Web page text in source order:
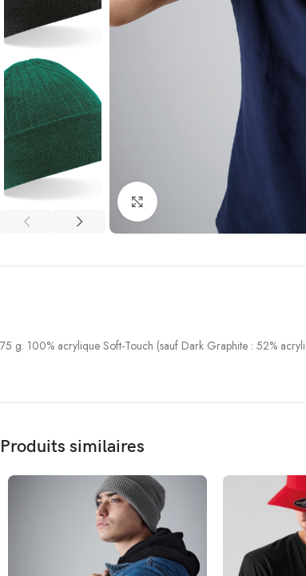
Click to enlarge
75 g. 100% acrylique Soft-Touch (sauf Dark Graphite : 52%
Produits similaires